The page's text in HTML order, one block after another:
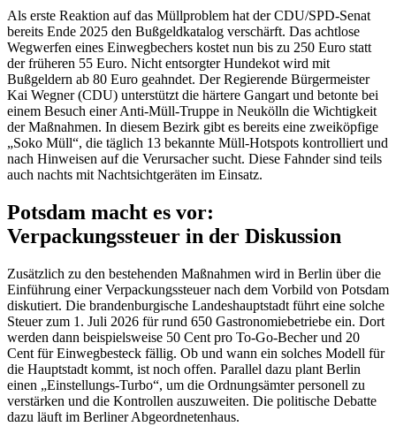
Als erste Reaktion auf das Müllproblem hat der CDU/SPD-Senat
bereits Ende 2025 den Bußgeldkatalog verschärft. Das achtlose
Wegwerfen eines Einwegbechers kostet nun bis zu 250 Euro statt
der früheren 55 Euro. Nicht entsorgter Hundekot wird mit
Bußgeldern ab 80 Euro geahndet. Der Regierende Bürgermeister
Kai Wegner (CDU) unterstützt die härtere Gangart und betonte bei
einem Besuch einer Anti-Müll-Truppe in Neukölln die Wichtigkeit
der Maßnahmen. In diesem Bezirk gibt es bereits eine zweiköpfige
„Soko Müll“, die täglich 13 bekannte Müll-Hotspots kontrolliert und
nach Hinweisen auf die Verursacher sucht. Diese Fahnder sind teils
auch nachts mit Nachtsichtgeräten im Einsatz.
Potsdam macht es vor:
Verpackungssteuer in der Diskussion
Zusätzlich zu den bestehenden Maßnahmen wird in Berlin über die
Einführung einer Verpackungssteuer nach dem Vorbild von Potsdam
diskutiert. Die brandenburgische Landeshauptstadt führt eine solche
Steuer zum 1. Juli 2026 für rund 650 Gastronomiebetriebe ein. Dort
werden dann beispielsweise 50 Cent pro To-Go-Becher und 20
Cent für Einwegbesteck fällig. Ob und wann ein solches Modell für
die Hauptstadt kommt, ist noch offen. Parallel dazu plant Berlin
einen „Einstellungs-Turbo“, um die Ordnungsämter personell zu
verstärken und die Kontrollen auszuweiten. Die politische Debatte
dazu läuft im Berliner Abgeordnetenhaus.